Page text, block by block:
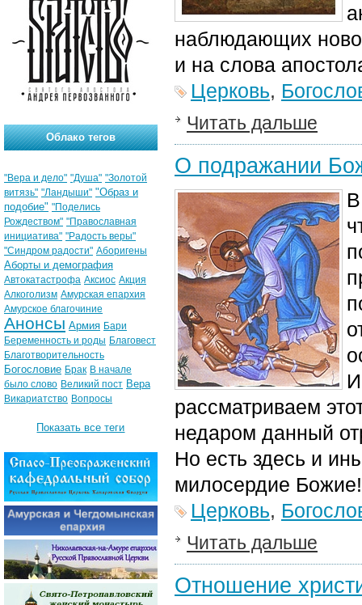
наблюдающих
и на слова
Церковь,
Читать дальше
О подражании
рассматриваем
недаром данный
Но есть здесь и
милосердие Божие!
Церковь,
Читать дальше
Отношение
Облако тегов
"Вера и дело" "Душа" "Золотой
витязь" "Ландыши" "Образ и
подобие" "Поделись
Рождеством" "Православная
инициатива" "Радость веры"
"Синдром радости" Аборигены
Аборты и демография
Автокатастрофа Аксиос Акция
Алкоголизм Амурская епархия
Амурское благочиние
Анонсы Армия Бари
Беременность и роды Благовест
Благотворительность
Богословие Брак В начале
было слово Великий пост Вера
Викариатство Вопросы
Показать все теги